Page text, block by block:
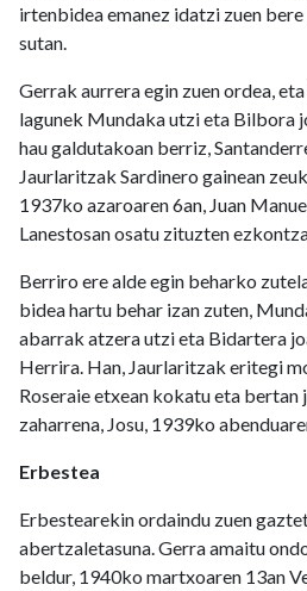
irtenbidea emanez idatzi zuen
sutan.
Gerrak aurrera egin zuen ordea,
lagunek Mundaka utzi eta Bilbora
hau galdutakoan berriz,
Jaurlaritzak Sardinero gainean
1937ko azaroaren 6an, Juan
Lanestosan osatu zituzten
Berriro ere alde egin beharko
bidea hartu behar izan zuten,
abarrak atzera utzi eta Bidartera
Herrira. Han, Jaurlaritzak eritegi
Roseraie etxean kokatu eta bertan
zaharrena, Josu, 1939ko
Erbestea
Erbestearekin ordaindu zuen
abertzaletasuna. Gerra amaitu
beldur, 1940ko martxoaren 13an